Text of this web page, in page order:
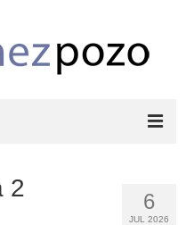
6
JUL 2026
2